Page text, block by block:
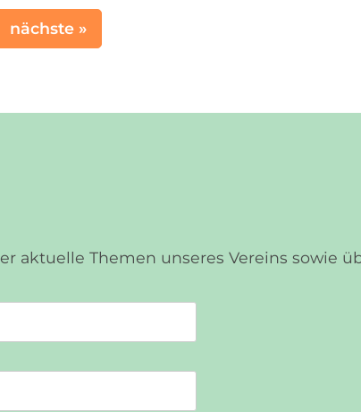
nächste »
aktuelle Themen unseres Vereins sowie